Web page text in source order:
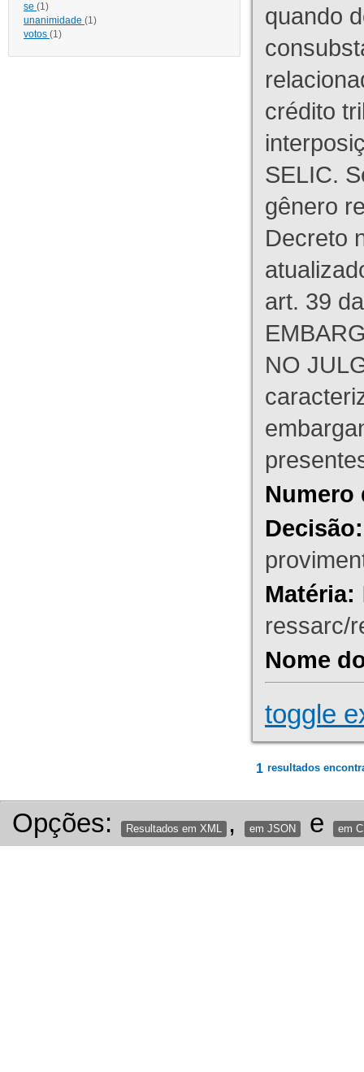
se (1)
unanimidade (1)
votos (1)
quando
crédito
SELIC.
gênero
Decreto
art. 39
NO
Numero
Decisão:
Matéria:
ressarc/
Nome
toggle
1 resultados
Opções: Resultados em XML , em JSON e em